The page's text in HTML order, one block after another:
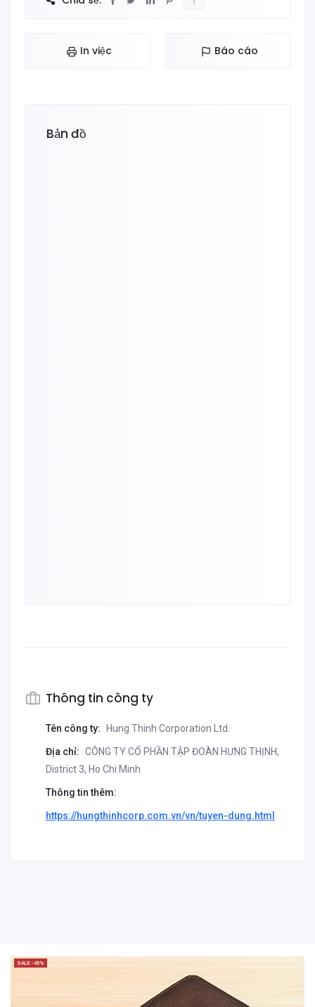
In việc Báo cáo
Bản đồ
Thông tin công ty
Tên công ty: Hung Thinh Corporation Ltd.
Địa chỉ: CÔNG TY CỔ PHẦN TẬP ĐOÀN HƯNG THỊNH,
District 3, Ho Chi Minh
Thông tin thêm:
https://hungthinhcorp.com.vn/vn/tuyen-dung.html
SALE -45%